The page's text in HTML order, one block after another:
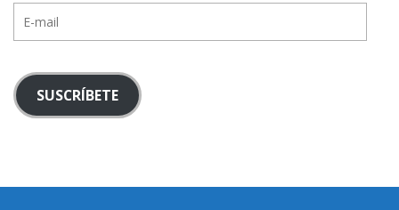
mail
SUSCRÍBETE